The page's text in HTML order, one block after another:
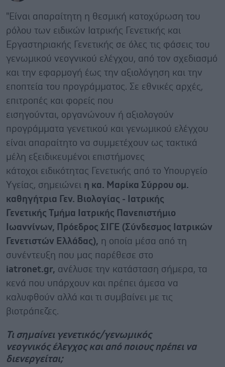
"Είναι απαραίτητη η θεσμική κατοχύρωση του
ρόλου των ειδικών Ιατρικής Γενετικής και
Εργαστηριακής Γενετικής σε όλες τις φάσεις του
γενωμικού νεογνικού ελέγχου, από τον σχεδιασμό
και την εφαρμογή έως την αξιολόγηση και την
εποπτεία του προγράμματος. Σε εθνικές αρχές,
επιτροπές και φορείς που
εισηγούνται, οργανώνουν ή αξιολογούν
προγράμματα γενετικού και γενωμικού ελέγχου
είναι απαραίτητο να συμμετέχουν ως τακτικά
μέλη εξειδικευμένοι επιστήμονες
κάτοχοι ειδικότητας Γενετικής από το Υπουργείο
Υγείας, σημειώνει η κα. Μαρίκα Σύρρου ομ.
καθηγήτρια Γεν. Βιολογίας - Ιατρικής
Γενετικής Τμήμα Ιατρικής Πανεπιστήμιο
Ιωαννίνων, Πρόεδρος ΣΙΓΕ (Σύνδεσμος Ιατρικών
Γενετιστών Ελλάδας), η οποία μέσα από τη
συνέντευξη που μας παρέθεσε στο
iatronet.gr, ανέλυσε την κατάσταση σήμερα, τα
κενά που υπάρχουν και πρέπει άμεσα να
καλυφθούν αλλά και τι συμβαίνει με τις
βιοτράπεζες.
Τι σημαίνει γενετικός/γενωμικός
νεογνικός έλεγχος και από ποιους πρέπει να
διενεργείται;